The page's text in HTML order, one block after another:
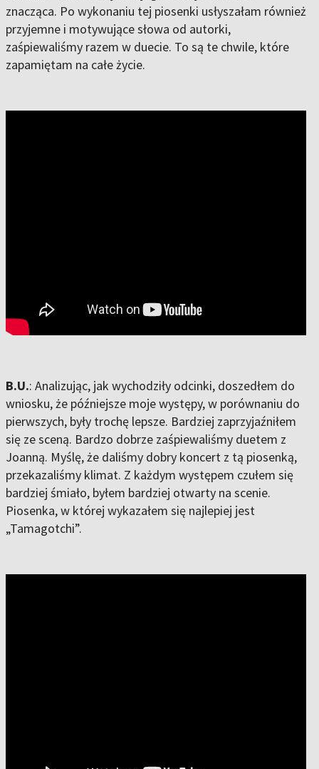
znacząca. Po wykonaniu tej piosenki usłyszałam również
przyjemne i motywujące słowa od autorki,
zaśpiewaliśmy razem w duecie. To są te chwile, które
zapamiętam na całe życie.
B.U.: Analizując, jak wychodziły odcinki, doszedłem do
wniosku, że późniejsze moje występy, w porównaniu do
pierwszych, były trochę lepsze. Bardziej zaprzyjaźniłem
się ze sceną. Bardzo dobrze zaśpiewaliśmy duetem z
Joanną. Myślę, że daliśmy dobry koncert z tą piosenką,
przekazaliśmy klimat. Z każdym występem czułem się
bardziej śmiało, byłem bardziej otwarty na scenie.
Piosenka, w której wykazałem się najlepiej jest
„Tamagotchi”.